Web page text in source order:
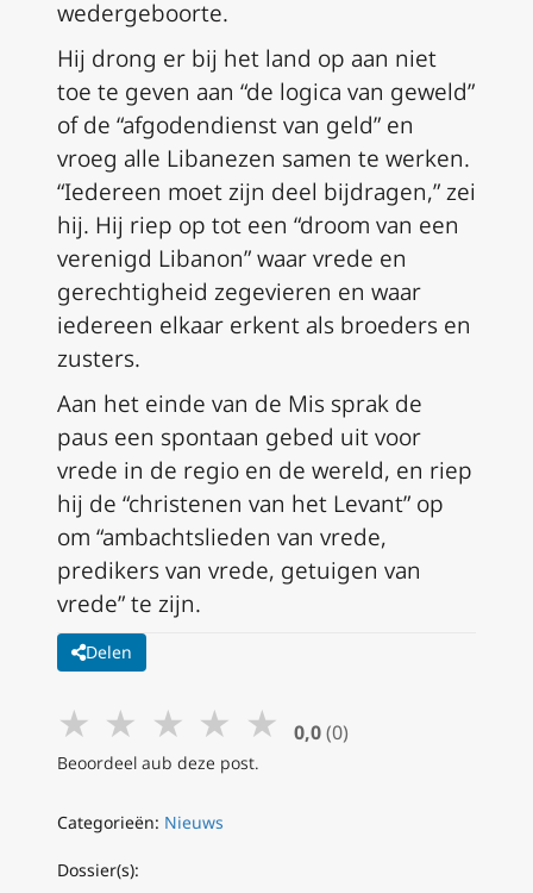
wedergeboorte.
Hij drong er bij het land op aan niet
toe te geven aan “de logica van geweld”
of de “afgodendienst van geld” en
vroeg alle Libanezen samen te werken.
“Iedereen moet zijn deel bijdragen,” zei
hij. Hij riep op tot een “droom van een
verenigd Libanon” waar vrede en
gerechtigheid zegevieren en waar
iedereen elkaar erkent als broeders en
zusters.
Aan het einde van de Mis sprak de
paus een spontaan gebed uit voor
vrede in de regio en de wereld, en riep
hij de “christenen van het Levant” op
om “ambachtslieden van vrede,
predikers van vrede, getuigen van
vrede” te zijn.
Delen
★ ★ ★ ★ ★ 0,0 (0)
Beoordeel aub deze post.
Categorieën: Nieuws
Dossier(s):